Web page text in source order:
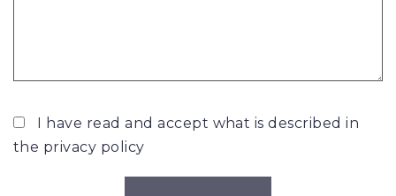
I have read and accept what is described in
the privacy policy